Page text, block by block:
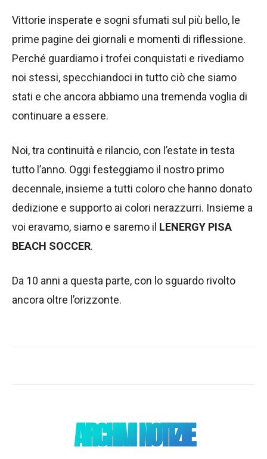
Vittorie insperate e sogni sfumati sul più bello, le
prime pagine dei giornali e momenti di riflessione.
Perché guardiamo i trofei conquistati e rivediamo
noi stessi, specchiandoci in tutto ciò che siamo
stati e che ancora abbiamo una tremenda voglia di
continuare a essere.
Noi, tra continuità e rilancio, con l’estate in testa
tutto l’anno. Oggi festeggiamo il nostro primo
decennale, insieme a tutti coloro che hanno donato
dedizione e supporto ai colori nerazzurri. Insieme a
voi eravamo, siamo e saremo il LENERGY PISA
BEACH SOCCER.
Da 10 anni a questa parte, con lo sguardo rivolto
ancora oltre l’orizzonte.
ARCHIVI NOTIZIE